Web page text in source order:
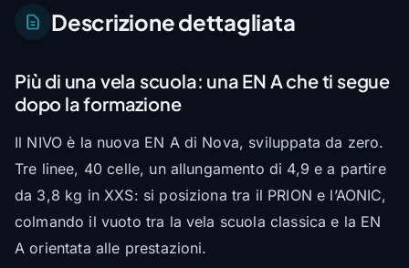
Descrizione dettagliata
Più di una vela scuola: una EN A che ti segue
dopo la formazione
Il NIVO è la nuova EN A di Nova, sviluppata da zero.
Tre linee, 40 celle, un allungamento di 4,9 e a partire
da 3,8 kg in XXS: si posiziona tra il PRION e l’AONIC,
colmando il vuoto tra la vela scuola classica e la EN
A orientata alle prestazioni.